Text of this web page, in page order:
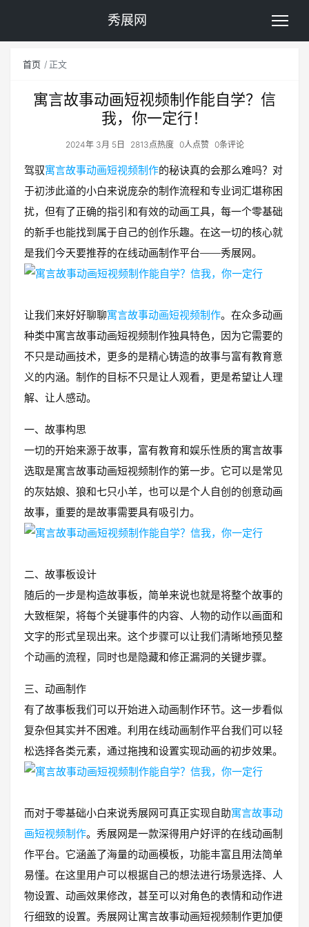
秀展网
首页 正文
寓言故事动画短视频制作能自学？信
我，你一定行！
2024年 3月 5日 2813点热度 0人点赞 0条评论
驾驭寓言故事动画短视频制作的秘诀真的会那么难吗？对
于初涉此道的小白来说庞杂的制作流程和专业词汇堪称困
扰，但有了正确的指引和有效的动画工具，每一个零基础
的新手也能找到属于自己的创作乐趣。在这一切的核心就
是我们今天要推荐的在线动画制作平台——秀展网。
让我们来好好聊聊寓言故事动画短视频制作。在众多动画
种类中寓言故事动画短视频制作独具特色，因为它需要的
不只是动画技术，更多的是精心铸造的故事与富有教育意
义的内涵。制作的目标不只是让人观看，更是希望让人理
解、让人感动。
一、故事构思
一切的开始来源于故事，富有教育和娱乐性质的寓言故事
选取是寓言故事动画短视频制作的第一步。它可以是常见
的灰姑娘、狼和七只小羊，也可以是个人自创的创意动画
故事，重要的是故事需要具有吸引力。
二、故事板设计
随后的一步是构造故事板，简单来说也就是将整个故事的
大致框架，将每个关键事件的内容、人物的动作以画面和
文字的形式呈现出来。这个步骤可以让我们清晰地预见整
个动画的流程，同时也是隐藏和修正漏洞的关键步骤。
三、动画制作
有了故事板我们可以开始进入动画制作环节。这一步看似
复杂但其实并不困难。利用在线动画制作平台我们可以轻
松选择各类元素，通过拖拽和设置实现动画的初步效果。
而对于零基础小白来说秀展网可真正实现自助寓言故事动
画短视频制作。秀展网是一款深得用户好评的在线动画制
作平台。它涵盖了海量的动画模板，功能丰富且用法简单
易懂。在这里用户可以根据自己的想法进行场景选择、人
物设置、动画效果修改，甚至可以对角色的表情和动作进
行细致的设置。秀展网让寓言故事动画短视频制作更加便